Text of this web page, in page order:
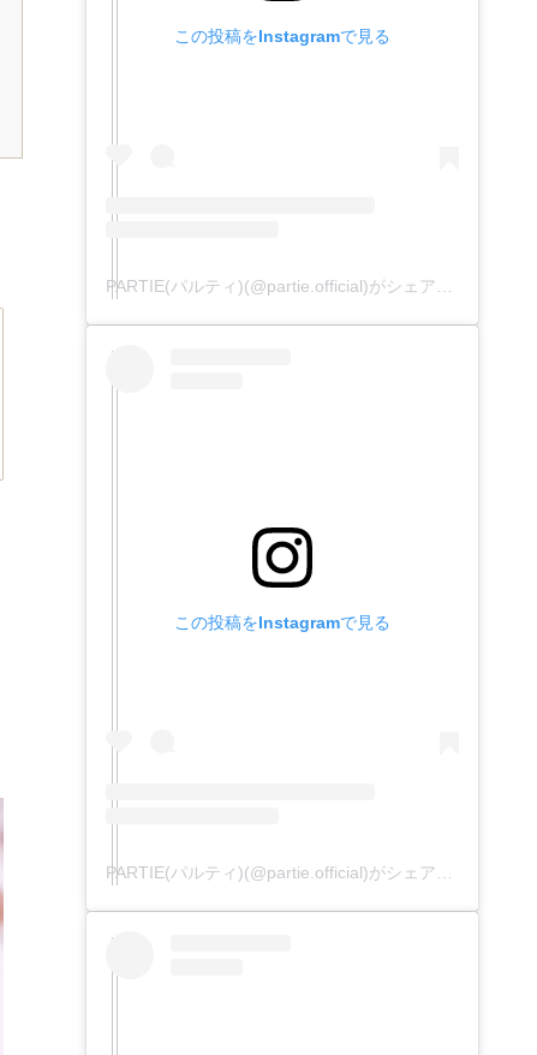
この投稿をInstagramで見る
PARTIE(パルティ)(@partie.official)がシェアした投稿
この投稿をInstagramで見る